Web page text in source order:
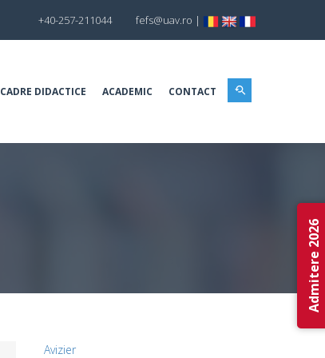
+40-257-211044 fefs@uav.ro |
CADRE DIDACTICE ACADEMIC CONTACT
Avizier
Admitere 2026